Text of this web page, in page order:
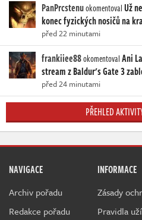
PanPrcstenuokomentovalUž
konec fyzických nosičů na
před 22 minutami
frankiiee88okomentovalAni
stream z Baldur's Gate 3
před 24 minutami
PŘEHLED
NAVIGACE
Archiv pořadu
Redakce pořadu
INFORMACE
Zásady
Pravidla